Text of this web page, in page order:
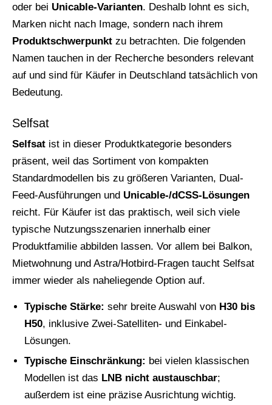
oder bei Unicable-Varianten. Deshalb lohnt es sich,
Marken nicht nach Image, sondern nach ihrem
Produktschwerpunkt zu betrachten. Die folgenden
Namen tauchen in der Recherche besonders relevant
auf und sind für Käufer in Deutschland tatsächlich von
Bedeutung.
Selfsat
Selfsat ist in dieser Produktkategorie besonders
präsent, weil das Sortiment von kompakten
Standardmodellen bis zu größeren Varianten, Dual-
Feed-Ausführungen und Unicable-/dCSS-Lösungen
reicht. Für Käufer ist das praktisch, weil sich viele
typische Nutzungsszenarien innerhalb einer
Produktfamilie abbilden lassen. Vor allem bei Balkon,
Mietwohnung und Astra/Hotbird-Fragen taucht Selfsat
immer wieder als naheliegende Option auf.
Typische Stärke: sehr breite Auswahl von H30 bis
H50, inklusive Zwei-Satelliten- und Einkabel-
Lösungen.
Typische Einschränkung: bei vielen klassischen
Modellen ist das LNB nicht austauschbar;
außerdem ist eine präzise Ausrichtung wichtig.